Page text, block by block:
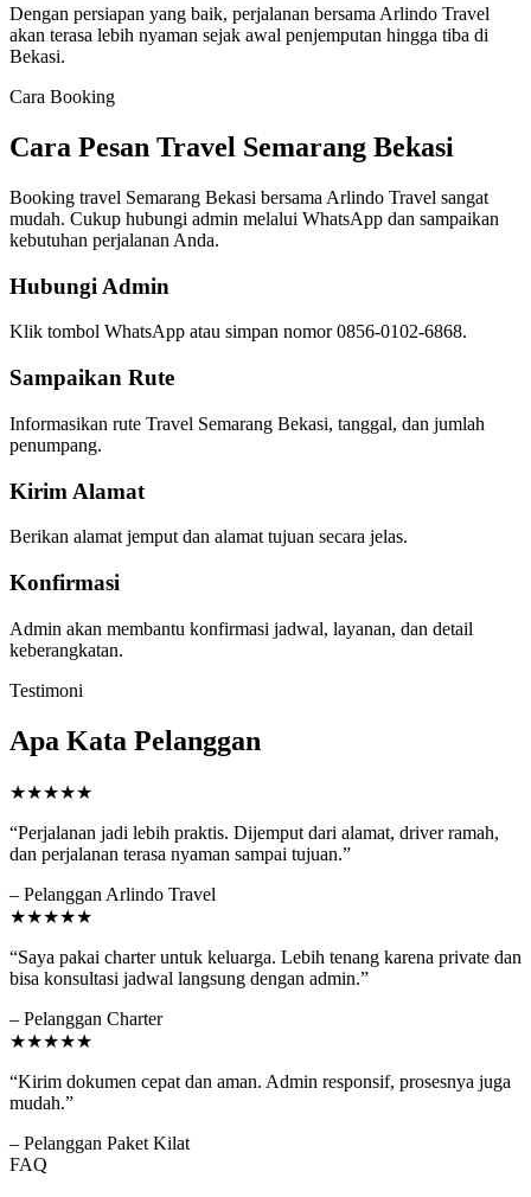
Dengan persiapan yang baik, perjalanan bersama Arlindo Travel
akan terasa lebih nyaman sejak awal penjemputan hingga tiba di
Bekasi.
Cara Booking
Cara Pesan Travel Semarang Bekasi
Booking travel Semarang Bekasi bersama Arlindo Travel sangat
mudah. Cukup hubungi admin melalui WhatsApp dan sampaikan
kebutuhan perjalanan Anda.
Hubungi Admin
Klik tombol WhatsApp atau simpan nomor 0856-0102-6868.
Sampaikan Rute
Informasikan rute Travel Semarang Bekasi, tanggal, dan jumlah
penumpang.
Kirim Alamat
Berikan alamat jemput dan alamat tujuan secara jelas.
Konfirmasi
Admin akan membantu konfirmasi jadwal, layanan, dan detail
keberangkatan.
Testimoni
Apa Kata Pelanggan
★★★★★
“Perjalanan jadi lebih praktis. Dijemput dari alamat, driver ramah,
dan perjalanan terasa nyaman sampai tujuan.”
– Pelanggan Arlindo Travel
★★★★★
“Saya pakai charter untuk keluarga. Lebih tenang karena private dan
bisa konsultasi jadwal langsung dengan admin.”
– Pelanggan Charter
★★★★★
“Kirim dokumen cepat dan aman. Admin responsif, prosesnya juga
mudah.”
– Pelanggan Paket Kilat
FAQ